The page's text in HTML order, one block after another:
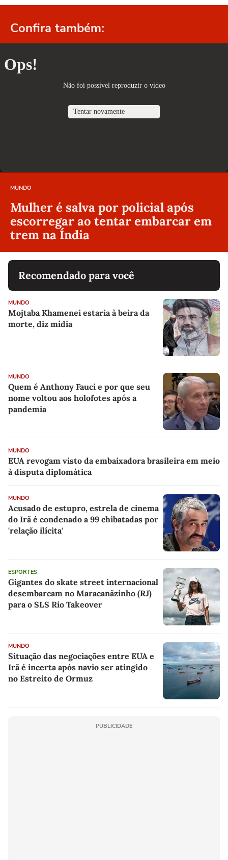
Confira também:
MUNDO
Mulher é salva por policial após
escorregar ao tentar embarcar em
trem na Índia
Recomendado para você
MUNDO
Mojtaba Khamenei estaria à beira da
morte, diz mídia
MUNDO
Quem é Anthony Fauci e por que seu
nome voltou aos holofotes após a
pandemia
MUNDO
EUA revogam visto da embaixadora brasileira em meio
à disputa diplomática
MUNDO
Acusado de estupro, estrela de cinema
do Irã é condenado a 99 chibatadas por
'relação ilícita'
ESPORTES
Gigantes do skate street internacional
desembarcam no Maracanãzinho (RJ)
para o SLS Rio Takeover
MUNDO
Situação das negociações entre EUA e
Irã é incerta após navio ser atingido
no Estreito de Ormuz
PUBLICIDADE